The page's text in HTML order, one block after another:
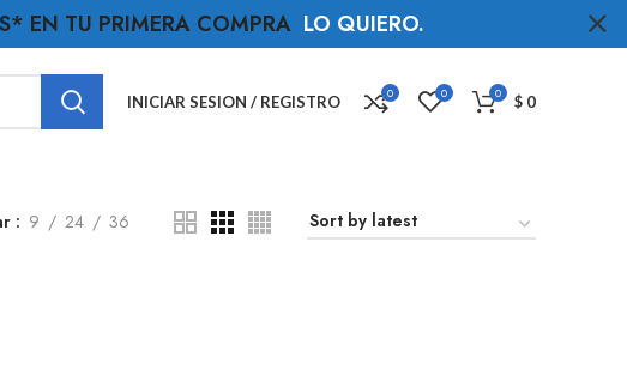
INICIAR SESION / REGISTRO 0 0 0 $ 0
9 24 36
EN TU PRIMERA COMPRA LO QUIERO.